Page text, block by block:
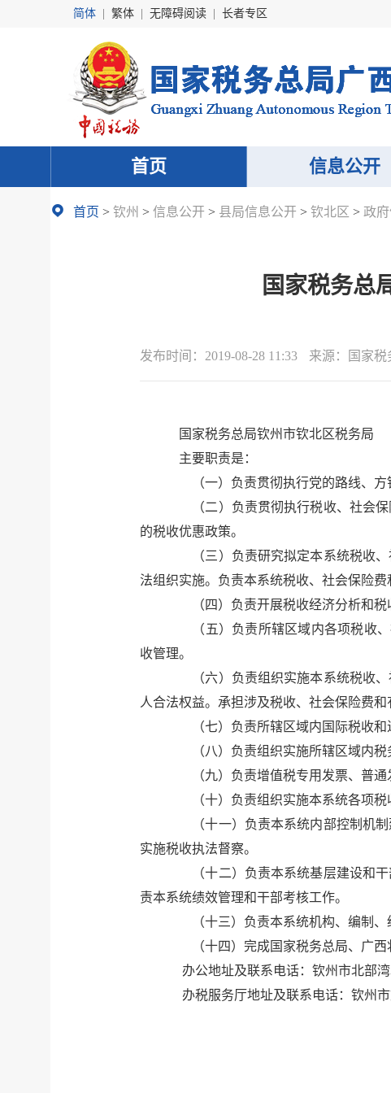
简体 繁体 无障碍阅读 长者专区
首页 信息公开
首页 > 钦州 > 信息公开 > 县局信息公开 > 钦北区 > 政
国家税务总
发布时间： 2019-08-28 11:33 来源： 国家
国家税务总局钦州市钦北区税务局
主要职责是：
（一）负责贯彻执行党的路线、方
（二）负责贯彻执行税收、社会保
的税收优惠政策。
（三）负责研究拟定本系统税收、
法组织实施。负责本系统税收、社会保险
（四）负责开展税收经济分析和税
（五）负责所辖区域内各项税收、
收管理。
（六）负责组织实施本系统税收、
人合法权益。承担涉及税收、社会保险费
（七）负责所辖区域内国际税收和
（八）负责组织实施所辖区域内税
（九）负责增值税专用发票、普通
（十）负责组织实施本系统各项税
（十一）负责本系统内部控制机制
实施税收执法督察。
（十二）负责本系统基层建设和干
责本系统绩效管理和干部考核工作。
（十三）负责本系统机构、编制、
（十四）完成国家税务总局、广
办公地址及联系电话：钦州市北部湾
办税服务厅地址及联系电话：钦州市